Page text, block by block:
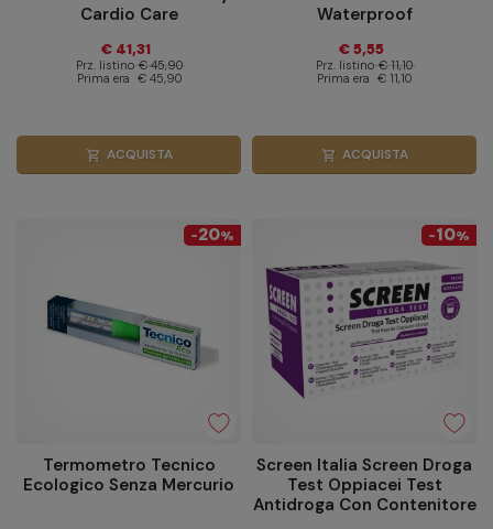
Cardio Care
€ 41,31
Prz. listino € 45,90
Prima era € 45,90
shopping_cart ACQUISTA
Waterproof
€ 5,55
Prz. listino € 11,10
Prima era € 11,10
shopping_cart ACQUISTA
-20%
Termometro Tecnico
Ecologico Senza Mercurio
-10%
Screen Italia Screen Droga
Test Oppiacei Test
Antidroga Con Contenitore